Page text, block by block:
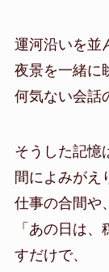
運河沿いを並
夜景を一緒に
何気ない会話
そうした記憶
間によみがえ
仕事の合間や
「あの日は
すだけで、